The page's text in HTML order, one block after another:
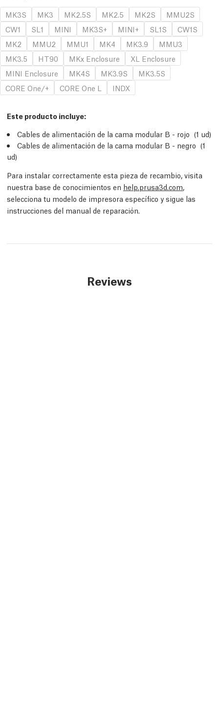
MK3S
MK3 MK2.5S MK2.5 MK2S
MMU2S
CW1
SL1 MINI MK3S+ MINI+ SL1S
CW1S
MK2
MMU2 MMU1 MK4 MK3.9
MMU3
MK3.5
HT90 MKx Enclosure
XL Enclosure
MINI Enclosure
MK4S MK3.9S
MK3.5S
CORE One/+
CORE One L INDX
Este producto incluye:
Cables de alimentación de la cama modular B - rojo (1 ud)
Cables de alimentación de la cama modular B - negro (1
ud)
Para instalar correctamente esta pieza de recambio, visita
nuestra base de conocimientos en help.prusa3d.com,
selecciona tu modelo de impresora específico y sigue las
instrucciones del manual de reparación.
Reviews